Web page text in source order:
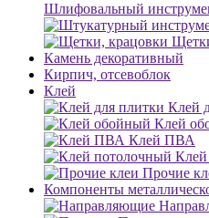
Шлифовальный
Камень декоративный
Кирпич, отсевоблок
Клей
Клей
Клей
Клей ПВА
Прочие
Компоненты